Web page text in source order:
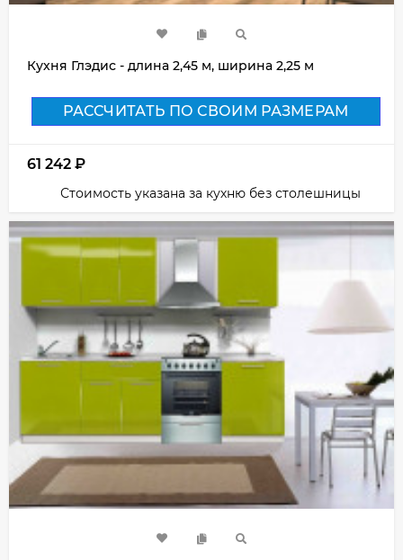
Кухня Глэдис - длина 2,45 м, ширина 2,25 м
РАССЧИТАТЬ ПО СВОИМ РАЗМЕРАМ
61 242 ₽
Стоимость указана за кухню без столешницы